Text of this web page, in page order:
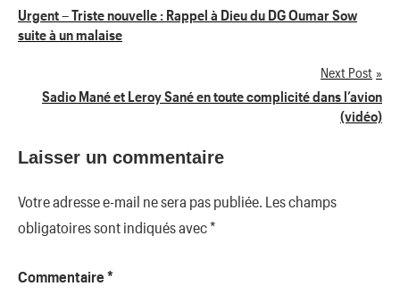
Navigation
de
Urgent – Triste nouvelle : Rappel à Dieu du DG Oumar Sow
suite à un malaise
Next Post
Sadio Mané et Leroy Sané en toute complicité dans l’avion
(vidéo)
Laisser un commentaire
Votre adresse e-mail ne sera pas publiée. Les champs
obligatoires sont indiqués avec*
Commentaire *